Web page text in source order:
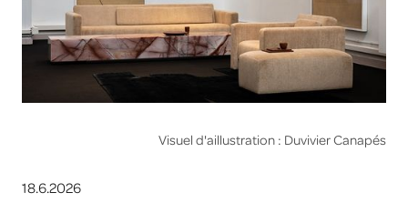
Visuel d'aillustration : Duvivier Canapés
18.6.2026